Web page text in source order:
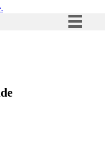
Acesso à informação